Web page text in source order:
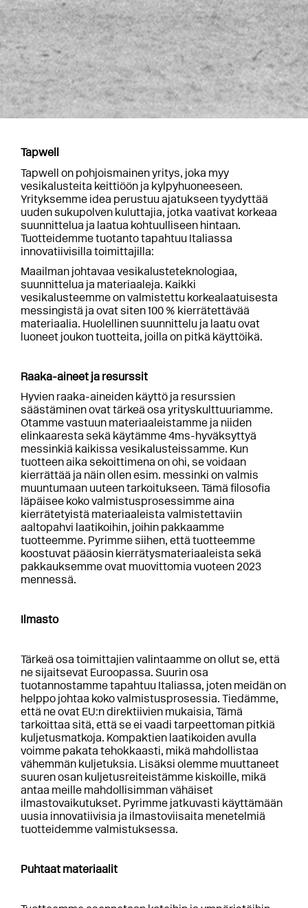
Tapwell
Tapwell on pohjoismainen yritys, joka myy
vesikalusteita keittiöön ja kylpyhuoneeseen.
Yrityksemme idea perustuu ajatukseen tyydyttää
uuden sukupolven kuluttajia, jotka vaativat korkeaa
suunnittelua ja laatua kohtuulliseen hintaan.
Tuotteidemme tuotanto tapahtuu Italiassa
innovatiivisilla toimittajilla:
Maailman johtavaa vesikalusteteknologiaa,
suunnittelua ja materiaaleja. Kaikki
vesikalusteemme on valmistettu korkealaatuisesta
messingistä ja ovat siten 100 % kierrätettävää
materiaalia. Huolellinen suunnittelu ja laatu ovat
luoneet joukon tuotteita, joilla on pitkä käyttöikä.
Raaka-aineet ja resurssit
Hyvien raaka-aineiden käyttö ja resurssien
säästäminen ovat tärkeä osa yrityskulttuuriamme.
Otamme vastuun materiaaleistamme ja niiden
elinkaaresta sekä käytämme 4ms-hyväksyttyä
messinkiä kaikissa vesikalusteissamme. Kun
tuotteen aika sekoittimena on ohi, se voidaan
kierrättää ja näin ollen esim. messinki on valmis
muuntumaan uuteen tarkoitukseen. Tämä filosofia
läpäisee koko valmistusprosessimme aina
kierrätetyistä materiaaleista valmistettaviin
aaltopahvi laatikoihin, joihin pakkaamme
tuotteemme. Pyrimme siihen, että tuotteemme
koostuvat pääosin kierrätysmateriaaleista sekä
pakkauksemme ovat muovittomia vuoteen 2023
mennessä.
Ilmasto
Tärkeä osa toimittajien valintaamme on ollut se, että
ne sijaitsevat Euroopassa. Suurin osa
tuotannostamme tapahtuu Italiassa, joten meidän on
helppo johtaa koko valmistusprosessia. Tiedämme,
että ne ovat EU:n direktiivien mukaisia, Tämä
tarkoittaa sitä, että se ei vaadi tarpeettoman pitkiä
kuljetusmatkoja. Kompaktien laatikoiden avulla
voimme pakata tehokkaasti, mikä mahdollistaa
vähemmän kuljetuksia. Lisäksi olemme muuttaneet
suuren osan kuljetusreiteistämme kiskoille, mikä
antaa meille mahdollisimman vähäiset
ilmastovaikutukset. Pyrimme jatkuvasti käyttämään
uusia innovatiivisia ja ilmastoviisaita menetelmiä
tuotteidemme valmistuksessa.
Puhtaat materiaalit